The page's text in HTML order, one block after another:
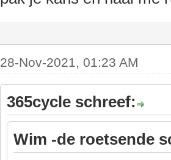
28-Nov-2021, 01:23 AM
365cycle schreef:
Wim -de roetsende